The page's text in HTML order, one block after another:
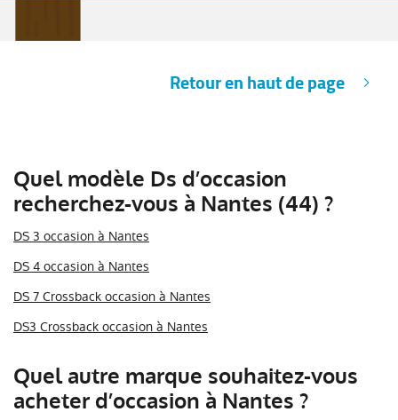
Retour en haut de page
Quel modèle Ds d’occasion
recherchez-vous à Nantes (44) ?
DS 3 occasion à Nantes
DS 4 occasion à Nantes
DS 7 Crossback occasion à Nantes
DS3 Crossback occasion à Nantes
Quel autre marque souhaitez-vous
acheter d’occasion à Nantes ?